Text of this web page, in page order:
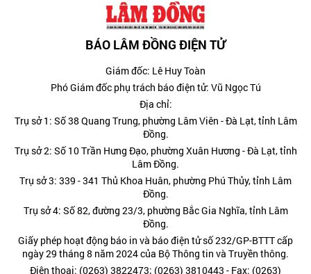
BÁO LÂM ĐỒNG ĐIỆN TỬ
Giám đốc: Lê Huy Toàn
Phó Giám đốc phụ trách báo điện tử: Vũ Ngọc Tú
Địa chỉ:
Trụ sở 1: Số 38 Quang Trung, phường Lâm Viên - Đà Lạt, tỉnh Lâm
Đồng.
Trụ sở 2: Số 10 Trần Hưng Đạo, phường Xuân Hương - Đà Lạt, tỉnh
Lâm Đồng.
Trụ sở 3: 339 - 341 Thủ Khoa Huân, phường Phú Thủy, tỉnh Lâm
Đồng.
Trụ sở 4: Số 82, đường 23/3, phường Bắc Gia Nghĩa, tỉnh Lâm
Đồng.
Giấy phép hoạt động báo in và báo điện tử số 232/GP-BTTT cấp
ngày 29 tháng 8 năm 2024 của Bộ Thông tin và Truyền thông.
Điện thoại: (0263) 3822473; (0263) 3810443 - Fax: (0263)